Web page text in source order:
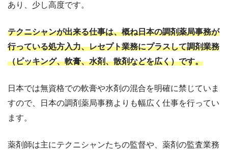
あり、少し高度です。
テクニシャンが出来る仕事は、概ね日本の調剤薬局事務が
行っている処方入力、レセプト業務にプラスして調剤業務
（ピッキング、軟膏、水剤、散剤などを広く）です。
日本では無資格での軟膏や水剤の混合を明確に禁じていま
すので、日本の調剤薬局事務よりも幅広く仕事を行ってい
ます。
薬剤師は主にテクニシャンたちの監督や、薬剤の監査業務